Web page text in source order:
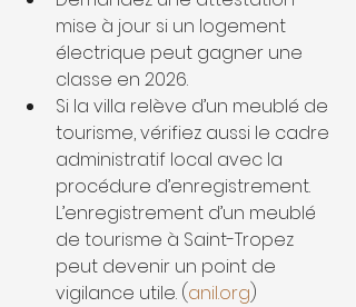
mise à jour si un logement
électrique peut gagner une
classe en 2026.
Si la villa relève d’un meublé de
tourisme, vérifiez aussi le cadre
administratif local avec la
procédure d’enregistrement.
L’enregistrement d’un meublé
de tourisme à Saint-Tropez
peut devenir un point de
vigilance utile. (anil.org)